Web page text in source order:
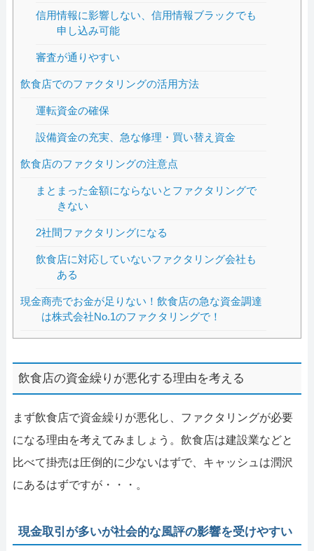
信用情報に影響しない、信用情報ブラックでも
申し込み可能
審査が通りやすい
飲食店でのファクタリングの活用方法
運転資金の確保
設備資金の充実、急な修理・買い替え資金
飲食店のファクタリングの注意点
まとまった金額にならないとファクタリングで
きない
2社間ファクタリングになる
飲食店に対応していないファクタリング会社も
ある
現金商売でお金が足りない！飲食店の急な資金調達
は株式会社No.1のファクタリングで！
飲食店の資金繰りが悪化する理由を考える
まず飲食店で資金繰りが悪化し、ファクタリングが必要
になる理由を考えてみましょう。飲食店は建設業などと
比べて掛売は圧倒的に少ないはずで、キャッシュは潤沢
にあるはずですが・・・。
現金取引が多いが社会的な風評の影響を受けやすい